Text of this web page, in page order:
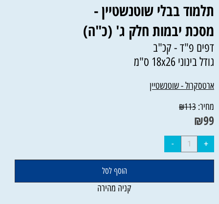
תלמוד בבלי שוטנשטיין -
מסכת יבמות חלק ג' (כ"ה)
דפים פ"ד - קכ"ב
גודל בינוני 18x26 ס"מ
ארטסקרול - שוטנשטיין
מחיר:
₪113
₪99
הוסף לסל
קניה מהירה